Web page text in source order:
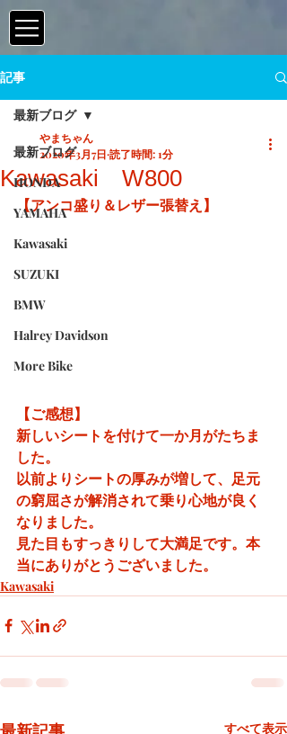
記事
最新ブログ
HONDA
YAMAHA
Kawasaki
SUZUKI
BMW
Halrey Davidson
More Bike
最新ブログ
Kawasaki W800
やまちゃん
2020年3月7日 読了時間: 1分
【アンコ盛り＆レザー張替え】
【ご感想】
新しいシートを付けて一か月がたちま
した。
以前よりシートの厚みが増して、足元
の窮屈さが解消されて乗り心地が良く
なりました。
見た目もすっきりして大満足です。本
当にありがとうございました。
Kawasaki
すべて表示